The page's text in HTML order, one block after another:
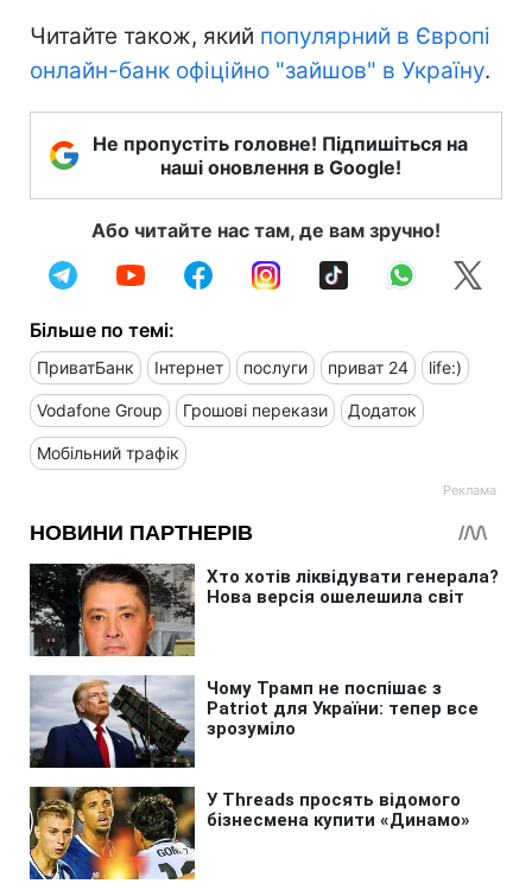
Читайте також, який популярний в Європі
онлайн-банк офіційно "зайшов" в Україну.
Не пропустіть головне! Підпишіться на
наші оновлення в Google!
Або читайте нас там, де вам зручно!
Більше по темі:
ПриватБанк Інтернет послуги приват 24 life:)
Vodafone Group Грошові перекази Додаток
Мобільний трафік